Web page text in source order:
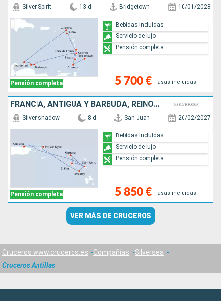
Pensión completa
Silver Spirit 13 d Bridgetown 10/01/2028
5 700 € Tasas incluidas
Bebidas Incluidas
Servicio de lujo
Pensión completa
FRANCIA, ANTIGUA Y BARBUDA, REINO UNIDO, JOST VAN DYKE, PORTO RICO
Pensión completa
Silver shadow 8 d San Juan 26/02/2027
5 850 € Tasas incluidas
Bebidas Incluidas
Servicio de lujo
Pensión completa
VER MÁS DE CRUCEROS
Cruceros www.cruceros.es Compañías
Silversea
Cruceros Antillas